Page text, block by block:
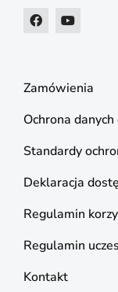
Zamówienia
Ochrona
Standardy
Deklaracja
Regulamin
Regulamin
Kontakt